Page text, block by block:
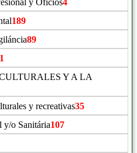
y Oficios4
189
89
1
Y A LA
y recreativas35
y/o Sanitária107